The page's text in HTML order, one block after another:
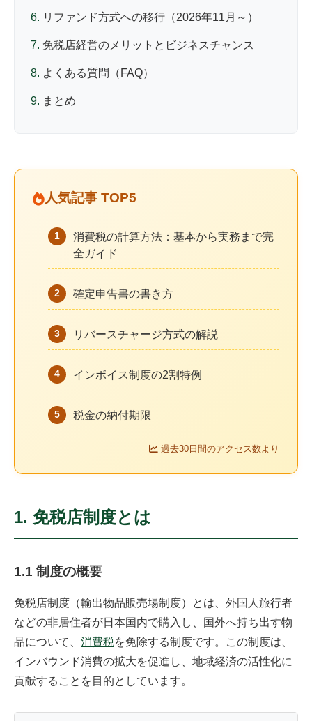
リファンド方式への移行（2026年11月～）
免税店経営のメリットとビジネスチャンス
よくある質問（FAQ）
まとめ
人気記事 TOP5
1
消費税の計算方法：基本から実務まで完
全ガイド
2 確定申告書の書き方
3 リバースチャージ方式の解説
4 インボイス制度の2割特例
5 税金の納付期限
過去30日間のアクセス数より
1. 免税店制度とは
1.1 制度の概要
免税店制度（輸出物品販売場制度）とは、外国人旅行者
などの非居住者が日本国内で購入し、国外へ持ち出す物
品について、 消費税を免除する制度です。この制度は、
インバウンド消費の拡大を促進し、地域経済の活性化に
貢献することを目的としています。